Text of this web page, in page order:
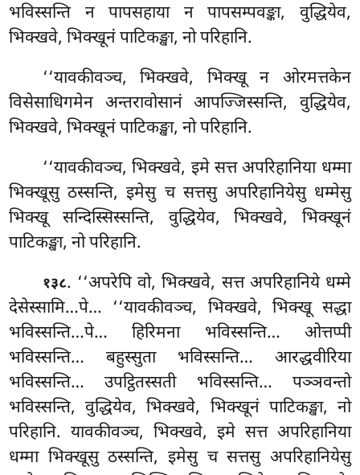
भविस्सन्ति न पापसहाया न पापसम्पवङ्का, वुद्धियेव,
भिक्खवे, भिक्खूनं पाटिकङ्खा, नो परिहानि.
‘‘यावकीवञ्च, भिक्खवे, भिक्खू न ओरमत्तकेन
विसेसाधिगमेन अन्तरावोसानं आपज्जिस्सन्ति, वुद्धियेव,
भिक्खवे, भिक्खूनं पाटिकङ्खा, नो परिहानि.
‘‘यावकीवञ्च, भिक्खवे, इमे सत्त अपरिहानिया धम्मा
भिक्खूसुठस्सन्ति, इमेसु च सत्तसु अपरिहानियेसु धम्मेसु
भिक्खू सन्दिस्सिस्सन्ति, वुद्धियेव, भिक्खवे, भिक्खूनं
पाटिकङ्खा, नो परिहानि.
१३८. ‘‘अपरेपि वो, भिक्खवे, सत्त अपरिहानिये धम्मे
देसेस्सामि…पे… ‘‘यावकीवञ्च, भिक्खवे, भिक्खू सद्धा
भविस्सन्ति…पे… हिरिमना भविस्सन्ति… ओत्तप्पी
भविस्सन्ति…बहुस्सुता भविस्सन्ति… आरद्धवीरिया
भविस्सन्ति… उपट्ठितस्सती भविस्सन्ति… पञ्ञवन्तो
भविस्सन्ति, वुद्धियेव, भिक्खवे, भिक्खूनं पाटिकङ्खा, नो
परिहानि. यावकीवञ्च, भिक्खवे, इमे सत्त अपरिहानिया
धम्मा भिक्खूसु ठस्सन्ति, इमेसु च सत्तसु अपरिहानियेसु